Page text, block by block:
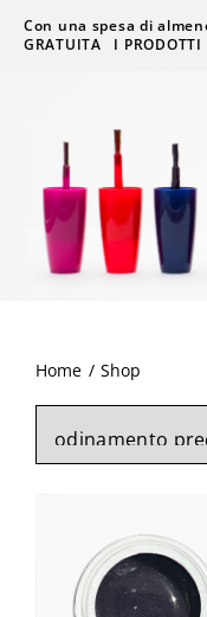
Con una spesa di
GRATUITA
I PRODOTTI
Home / Shop